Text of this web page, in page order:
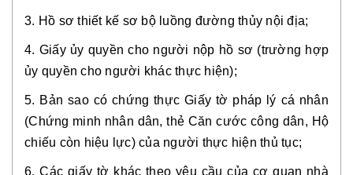
3. Hồ sơ thiết kế sơ bộ luồng đường thủy nội địa;
4. Giấy ủy quyền cho người nộp hồ sơ (trường hợp
ủy quyền cho người khác thực hiện);
5. Bản sao có chứng thực Giấy tờ pháp lý cá nhân
(Chứng minh nhân dân, thẻ Căn cước công dân, Hộ
chiếu còn hiệu lực) của người thực hiện thủ tục;
6. Các giấy tờ khác theo yêu cầu của cơ quan nhà